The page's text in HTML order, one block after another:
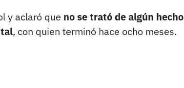
y aclaró que no se trató de algún hecho
, con quien terminó hace ocho meses.